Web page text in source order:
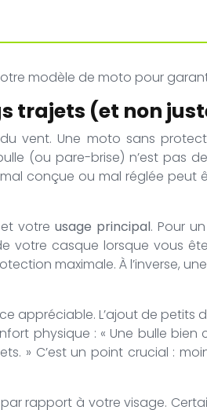
modèle de moto pour
trajets (et non
vent. Une moto sans
(ou pare-brise) n’est pas
conçue ou mal réglée
votre usage principal. Pour
votre casque lorsque vous
maximale. À l’inverse,
appréciable. L’ajout de petits
physique : « Une bulle
» C’est un point crucial :
rapport à votre visage.